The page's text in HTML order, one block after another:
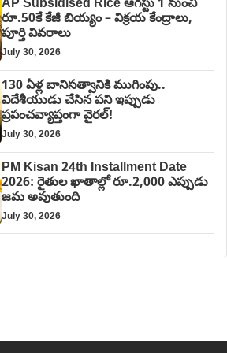
AP Subsidised Rice ఆగస్టు 1 నుంచి
రూ.50కే కేజీ బియ్యం – విక్రయ కేంద్రాలు,
పూర్తి వివరాలు
July 30, 2026
130 ఏళ్ల బానిసత్వానికి ముగింపు..
విదేశీయుడు చేసిన పని ఇప్పుడు
ప్రపంచవ్యాప్తంగా వైరల్!
July 30, 2026
PM Kisan 24th Installment Date
2026: రైతుల ఖాతాల్లో రూ.2,000 ఎప్పుడు
జమ అవుతుంది
July 30, 2026